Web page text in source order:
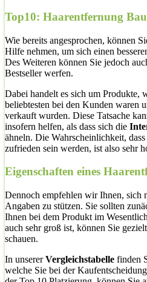
Top10: Haarentfernung
Wie bereits angesprochen, können
Hilfe nehmen, um sich einen
Des Weiteren können Sie jedoch
Bestseller werfen.
Dabei handelt es sich um Produkte,
beliebtesten bei den Kunden waren
verkauft wurden. Diese Tatsache
insofern helfen, als dass sich die
ähneln. Die Wahrscheinlichkeit,
zufrieden sein werden, ist also sehr
Eigenschaften eines
Dennoch empfehlen wir Ihnen, sich
Angaben zu stützen. Sie sollten
Ihnen bei dem Produkt im
auch sehr groß ist, können Sie
schauen.
In unsererVergleichstabelle finden
welche Sie bei der